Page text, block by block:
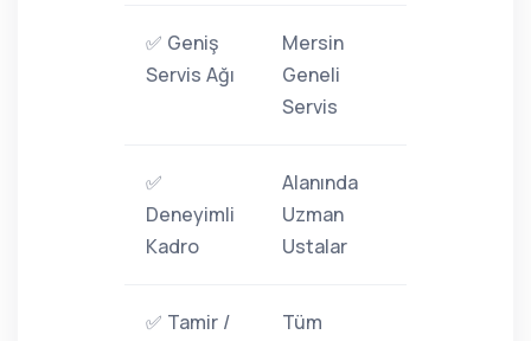
✅ Geniş
Servis Ağı
Mersin
Geneli
Servis
✅
Deneyimli
Kadro
Alanında
Uzman
Ustalar
✅ Tamir /
Tüm